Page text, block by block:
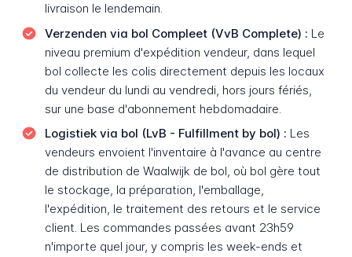
livraison le lendemain.
Verzenden via bol Compleet (VvB Complete) : Le
niveau premium d'expédition vendeur, dans lequel
bol collecte les colis directement depuis les locaux
du vendeur du lundi au vendredi, hors jours fériés,
sur une base d'abonnement hebdomadaire.
Logistiek via bol (LvB - Fulfillment by bol) : Les
vendeurs envoient l'inventaire à l'avance au centre
de distribution de Waalwijk de bol, où bol gère tout
le stockage, la préparation, l'emballage,
l'expédition, le traitement des retours et le service
client. Les commandes passées avant 23h59
n'importe quel jour, y compris les week-ends et